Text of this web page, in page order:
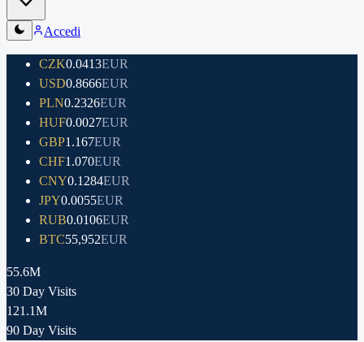
Accedi
CZK0.0413EUR
USD0.8666EUR
PLN0.2326EUR
HUF0.0027EUR
GBP1.167EUR
CHF1.070EUR
CNY0.1284EUR
JPY0.0055EUR
RUB0.0106EUR
BTC55,952EUR
55.6M
30 Day Visits
121.1M
90 Day Visits